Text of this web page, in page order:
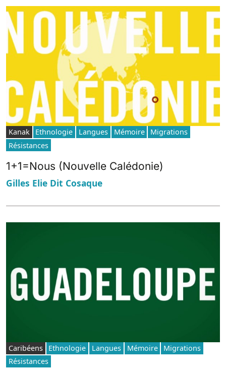
Kanak Ethnologie Langues Mémoire
Migrations
Résistances
1+1=Nous (Nouvelle Calédonie)
Gilles Elie Dit Cosaque
Caribéens Ethnologie Langues Mémoire
Migrations
Résistances